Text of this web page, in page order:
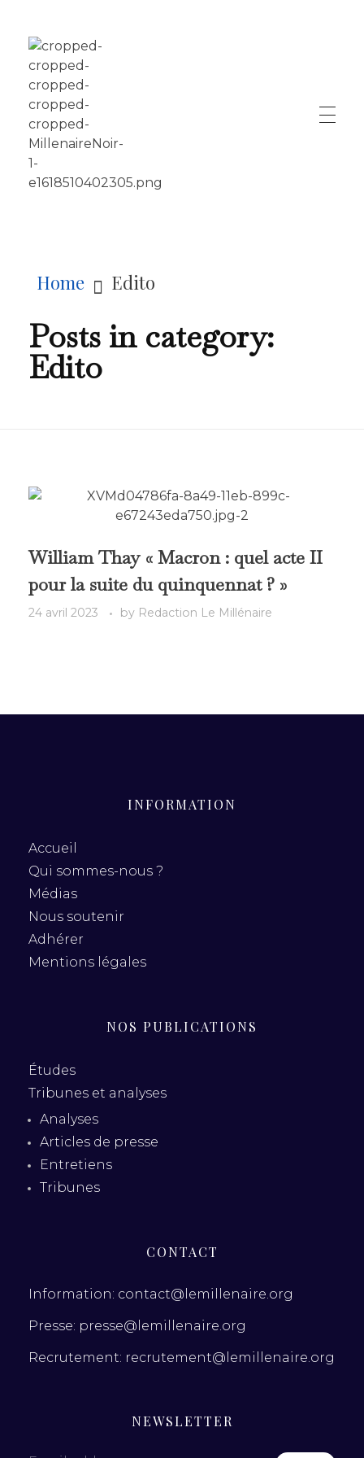
Home Edito
Posts in category:
Edito
William Thay « Macron : quel acte II
pour la suite du quinquennat ? »
24 avril 2023 by Redaction Le Millénaire
INFORMATION
Accueil
Qui sommes-nous ?
Médias
Nous soutenir
Adhérer
Mentions légales
NOS PUBLICATIONS
Études
Tribunes et analyses
Analyses
Articles de presse
Entretiens
Tribunes
CONTACT
Information: contact@lemillenaire.org
Presse: presse@lemillenaire.org
Recrutement: recrutement@lemillenaire.org
NEWSLETTER